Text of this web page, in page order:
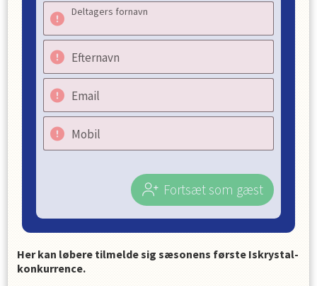
Deltagers fornavn
Efternavn
Email
Mobil
Fortsæt som gæst
Her kan løbere tilmelde sig sæsonens første Iskrystal-
konkurrence.